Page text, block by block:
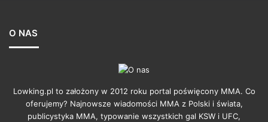
O NAS
Lowking.pl to założony w 2012 roku portal poświęcony MMA. Co
oferujemy? Najnowsze wiadomości MMA z Polski i świata,
publicystyka MMA, typowanie wszystkich gal KSW i UFC,